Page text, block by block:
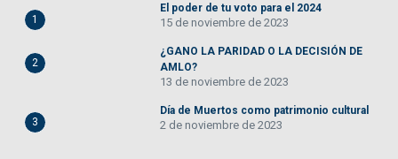
1
El poder de tu voto para el 2024
15 de noviembre de 2023
2
¿GANO LA PARIDAD O LA DECISIÓN DE
AMLO?
13 de noviembre de 2023
3
Día de Muertos como patrimonio cultural
2 de noviembre de 2023